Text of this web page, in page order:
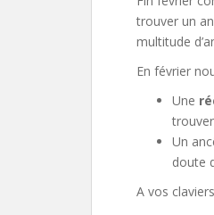
trouver un
multitude
En février
Une
Un
doute
A vos